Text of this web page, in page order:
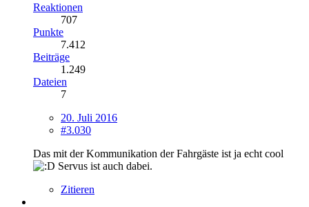
Reaktionen
707
Punkte
7.412
Beiträge
1.249
Dateien
7
20. Juli 2016
#3.030
Das mit der Kommunikation der Fahrgäste ist ja echt cool
Servus ist auch dabei.
Zitieren